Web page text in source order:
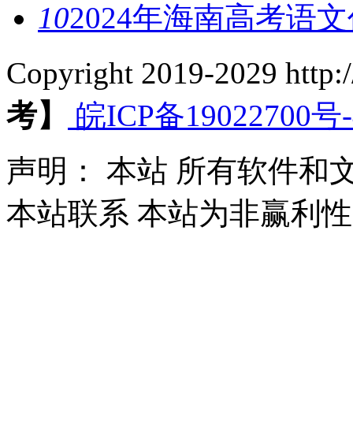
102024年海南高考语
Copyright 2019-2029
考】
皖ICP备19022700号
声明： 本站 所有软件和
本站联系 本站为非赢利